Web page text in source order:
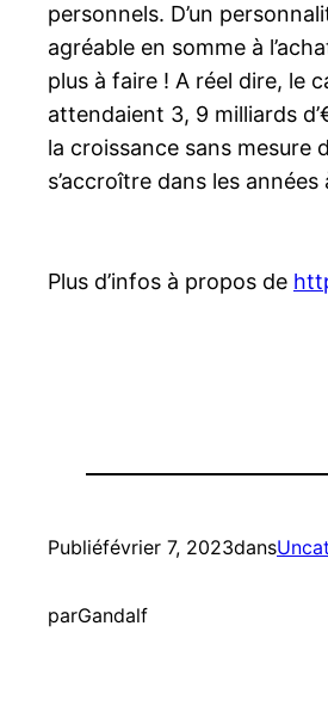
personnels. D’un
agréable en somme à
plus à faire ! A réel dire, le
attendaient 3, 9 milliards
la croissance sans mesure
s’accroître dans les années
Plus d’infos à propos de
Publiéfévrier 7, 2023dans
parGandalf